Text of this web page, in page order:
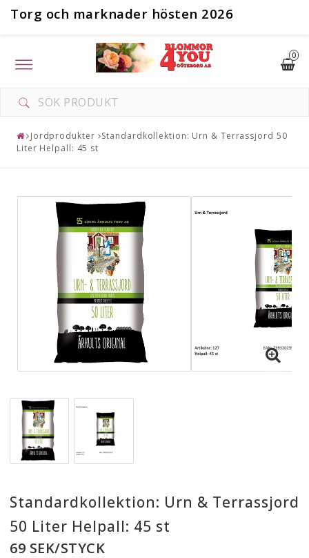
Torg och marknader hösten 2026
0
Toggle
navigation
Jordprodukter
Standardkollektion: Urn & Terrassjord 50
Liter Helpall: 45 st
Standardkollektion: Urn & Terrassjord
50 Liter Helpall: 45 st
69 SEK/STYCK